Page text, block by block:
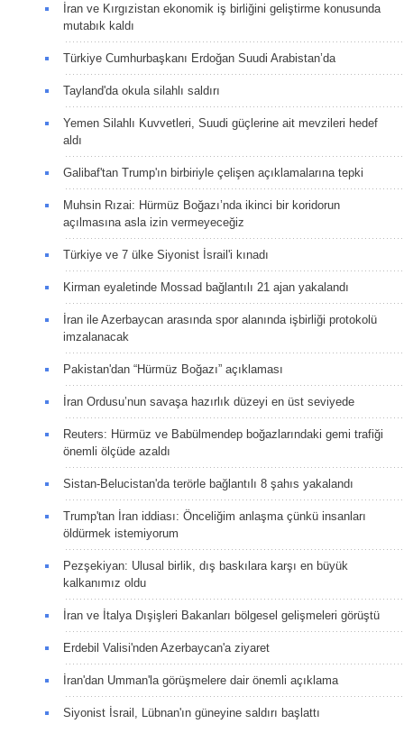
İran ve Kırgızistan ekonomik iş birliğini geliştirme konusunda
mutabık kaldı
Türkiye Cumhurbaşkanı Erdoğan Suudi Arabistan’da
Tayland'da okula silahlı saldırı
Yemen Silahlı Kuvvetleri, Suudi güçlerine ait mevzileri hedef
aldı
Galibaf'tan Trump'ın birbiriyle çelişen açıklamalarına tepki
Muhsin Rızai: Hürmüz Boğazı’nda ikinci bir koridorun
açılmasına asla izin vermeyeceğiz
Türkiye ve 7 ülke Siyonist İsrail'i kınadı
Kirman eyaletinde Mossad bağlantılı 21 ajan yakalandı
İran ile Azerbaycan arasında spor alanında işbirliği protokolü
imzalanacak
Pakistan'dan “Hürmüz Boğazı” açıklaması
İran Ordusu’nun savaşa hazırlık düzeyi en üst seviyede
Reuters: Hürmüz ve Babülmendep boğazlarındaki gemi trafiği
önemli ölçüde azaldı
Sistan-Belucistan'da terörle bağlantılı 8 şahıs yakalandı
Trump'tan İran iddiası: Önceliğim anlaşma çünkü insanları
öldürmek istemiyorum
Pezşekiyan: Ulusal birlik, dış baskılara karşı en büyük
kalkanımız oldu
İran ve İtalya Dışişleri Bakanları bölgesel gelişmeleri görüştü
Erdebil Valisi'nden Azerbaycan'a ziyaret
İran'dan Umman'la görüşmelere dair önemli açıklama
Siyonist İsrail, Lübnan'ın güneyine saldırı başlattı